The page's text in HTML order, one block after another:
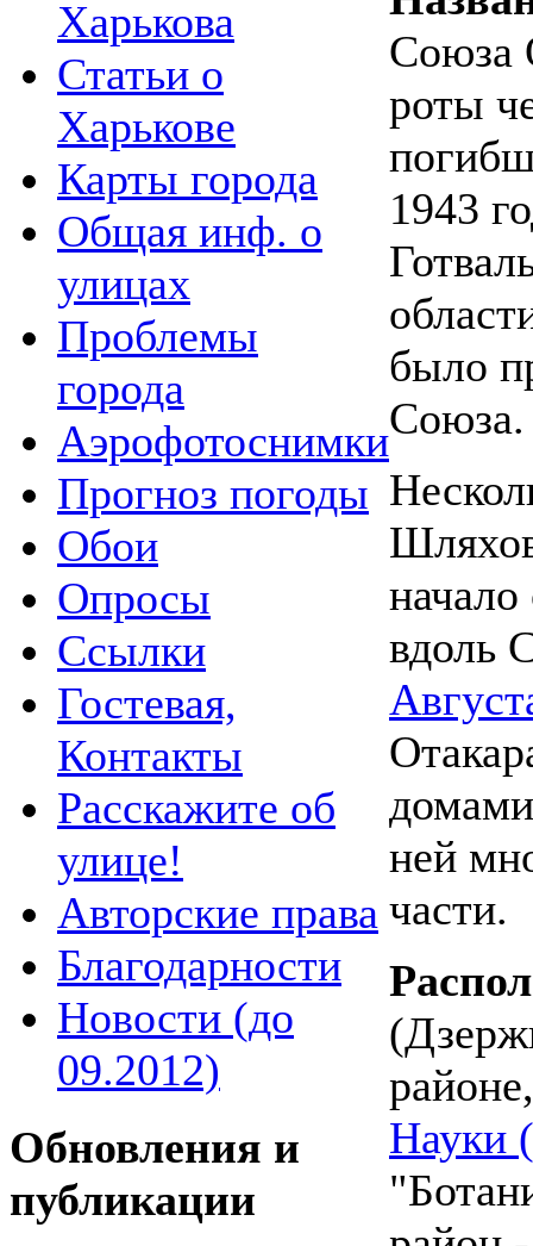
Харькова
Статьи о
Харькове
Карты города
Общая инф. о
улицах
Проблемы
города
Аэрофотоснимки
Прогноз погоды
Обои
Опросы
Ссылки
Гостевая,
Контакты
Расскажите об
улице!
Авторские права
Благодарности
Новости (до
09.2012)
Обновления и
публикации
Союза
роты
1943
было
Союза.
начало
вдоль
ней
части.
Науки